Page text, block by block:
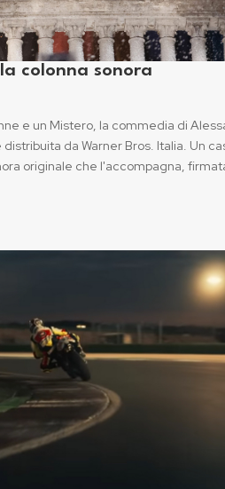
colonna sonora
e un Mistero, la commedia di
da Warner Bros. Italia. Un
originale che l'accompagna,